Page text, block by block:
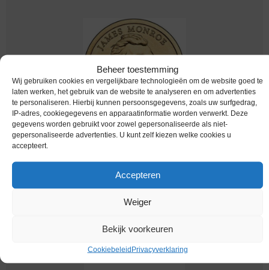
Beheer toestemming
Wij gebruiken cookies en vergelijkbare technologieën om de website goed te
laten werken, het gebruik van de website te analyseren en om advertenties
te personaliseren. Hierbij kunnen persoonsgegevens, zoals uw surfgedrag,
IP-adres, cookiegegevens en apparaatinformatie worden verwerkt. Deze
gegevens worden gebruikt voor zowel gepersonaliseerde als niet-
gepersonaliseerde advertenties. U kunt zelf kiezen welke cookies u
accepteert.
Accepteren
Weiger
Bekijk voorkeuren
CookiebeleidPrivacyverklaring
Worldcoins / Km 426 / United States of America
/ USA / 1817-1825 / 2008 P / One Dollar / James
Monroe / Unc
€2,69